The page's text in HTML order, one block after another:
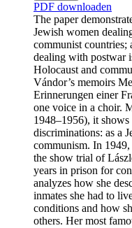
PDF downloaden
The paper
Jewish women
communist countries;
dealing with postwar
Holocaust and
Vándor’s memoirs
Erinnerungen einer
one voice in a choir.
1948–1956), it
discriminations: as a
communism. In
the show trial of
years in prison for
analyzes how she
inmates she had to
conditions and how
others. Her most